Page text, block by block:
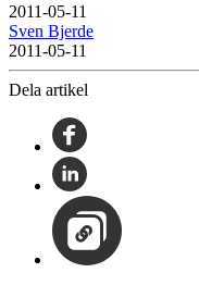
2011-05-11
Sven Bjerde
2011-05-11
Dela artikel